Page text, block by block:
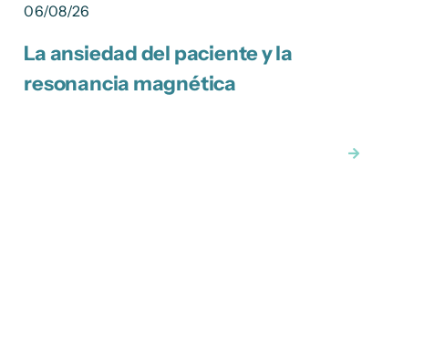
06/08/26
La ansiedad del paciente y la
resonancia magnética